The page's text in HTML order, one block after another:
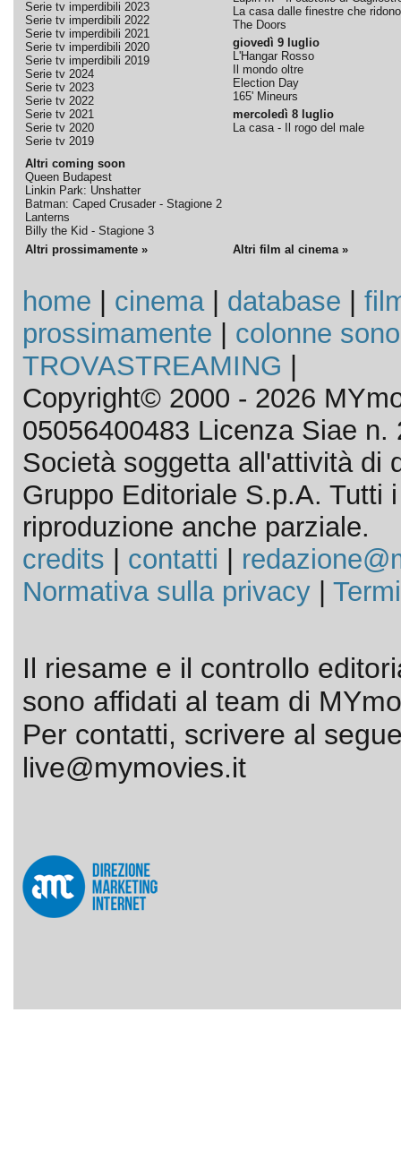
Serie tv imperdibili 2023
Serie tv imperdibili 2022
Serie tv imperdibili 2021
Serie tv imperdibili 2020
Serie tv imperdibili 2019
Serie tv 2024
Serie tv 2023
Serie tv 2022
Serie tv 2021
Serie tv 2020
Serie tv 2019
Altri coming soon
Queen Budapest
Linkin Park: Unshatter
Batman: Caped Crusader - Stagione 2
Lanterns
Billy the Kid - Stagione 3
La casa dalle finestre che ridono
The Doors
giovedì 9 luglio
L'Hangar Rosso
Il mondo oltre
Election Day
165' Mineurs
mercoledì 8 luglio
La casa - Il rogo del male
Altri prossimamente » Altri film al cinema »
home cinema| database
prossimamente
colonne
TROVASTREAMING
Copyright© 2000 - 2026
05056400483 Licenza Siae n.
Società soggetta all'attività di
Gruppo Editoriale S.p.A. Tutti
riproduzione anche parziale.
credits
contatti
Normativa sulla privacy|
Il riesame e il controllo
sono affidati al team di
Per contatti, scrivere al
live@mymovies.it